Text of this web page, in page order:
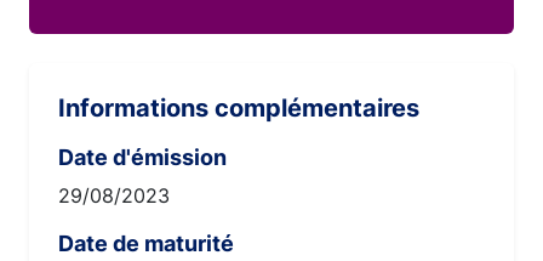
Informations complémentaires
Date d'émission
29/08/2023
Date de maturité